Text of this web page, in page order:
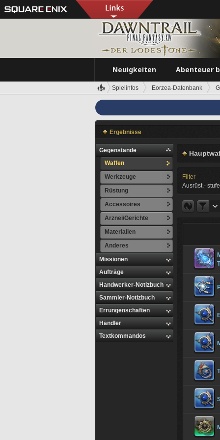
Neuigkeiten Abenteuer
Spielinfos Eorzea-Datenbank
Ergebnisse
Gegenstände
Waffen
Werkzeuge
Rüstung
Accessoires
Arznei/Gerichte
Materialien
Anderes
Missionen
Aufträge
Handwerker-Notizbuch
Sammler-Notizbuch
Errungenschaften
Händler
Textkommandos
Filter
Ausrüst.-